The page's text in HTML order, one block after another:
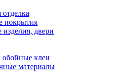
покрытия
двери
клеи
материалы